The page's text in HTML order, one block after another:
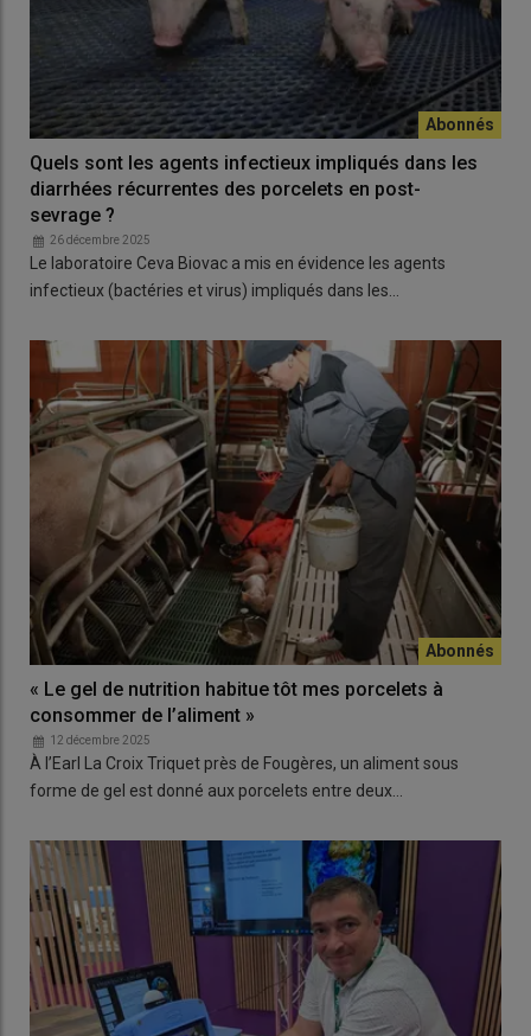
Quels sont les agents infectieux impliqués dans les
diarrhées récurrentes des porcelets en post-
sevrage ?
26 décembre 2025
Le laboratoire Ceva Biovac a mis en évidence les agents
infectieux (bactéries et virus) impliqués dans les…
« Le gel de nutrition habitue tôt mes porcelets à
consommer de l’aliment »
12 décembre 2025
À l’Earl La Croix Triquet près de Fougères, un aliment sous
forme de gel est donné aux porcelets entre deux…